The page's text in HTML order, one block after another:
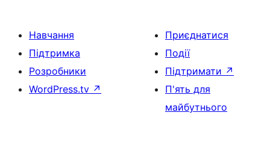
Навчання
Підтримка
Розробники
WordPress.tv ↗
Приєднатися
Події
Підтримати ↗
П'ять для
майбутнього